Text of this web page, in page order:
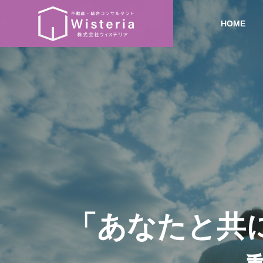
HOME
「あなたと共